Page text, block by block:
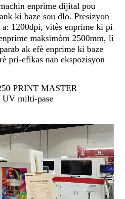
enprime dijital pou
ki baze sou dlo. Presizyon
1200dpi, vitès enprime ki pi
maksimòm 2500mm, li
ak efè enprime ki baze
pri-efikas nan ekspozisyon
PRINT MASTER
milti-pase